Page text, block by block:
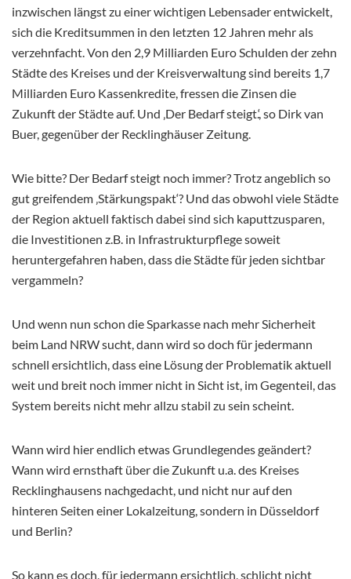
inzwischen längst zu einer wichtigen Lebensader entwickelt,
sich die Kreditsummen in den letzten 12 Jahren mehr als
verzehnfacht. Von den 2,9 Milliarden Euro Schulden der zehn
Städte des Kreises und der Kreisverwaltung sind bereits 1,7
Milliarden Euro Kassenkredite, fressen die Zinsen die
Zukunft der Städte auf. Und ‚Der Bedarf steigt.‘, so Dirk van
Buer, gegenüber der Recklinghäuser Zeitung.
Wie bitte? Der Bedarf steigt noch immer? Trotz angeblich so
gut greifendem ‚Stärkungspakt‘? Und das obwohl viele Städte
der Region aktuell faktisch dabei sind sich kaputtzusparen,
die Investitionen z.B. in Infrastrukturpflege soweit
heruntergefahren haben, dass die Städte für jeden sichtbar
vergammeln?
Und wenn nun schon die Sparkasse nach mehr Sicherheit
beim Land NRW sucht, dann wird so doch für jedermann
schnell ersichtlich, dass eine Lösung der Problematik aktuell
weit und breit noch immer nicht in Sicht ist, im Gegenteil, das
System bereits nicht mehr allzu stabil zu sein scheint.
Wann wird hier endlich etwas Grundlegendes geändert?
Wann wird ernsthaft über die Zukunft u.a. des Kreises
Recklinghausens nachgedacht, und nicht nur auf den
hinteren Seiten einer Lokalzeitung, sondern in Düsseldorf
und Berlin?
So kann es doch, für jedermann ersichtlich, schlicht nicht